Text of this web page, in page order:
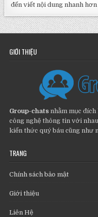
đến viết nội dung nhanh hơn
GIỚI THIỆU
Group-chats nhằm mục
công nghệ thông tin với
kiến thức quý báu cũng như
TRANG
Chính sách bảo mật
Giới thiệu
Liên Hệ